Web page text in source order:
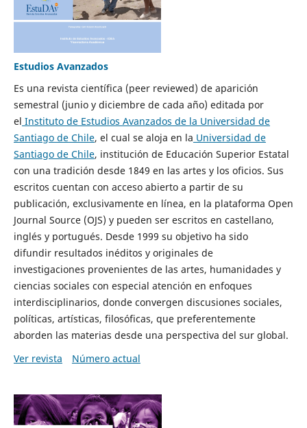
Estudios Avanzados
Es una revista científica (peer reviewed) de aparición
semestral (junio y diciembre de cada año) editada por
el Instituto de Estudios Avanzados de la Universidad de
Santiago de Chile, el cual se aloja en la Universidad de
Santiago de Chile, institución de Educación Superior Estatal
con una tradición desde 1849 en las artes y los oficios. Sus
escritos cuentan con acceso abierto a partir de su
publicación, exclusivamente en línea, en la plataforma Open
Journal Source (OJS) y pueden ser escritos en castellano,
inglés y portugués. Desde 1999 su objetivo ha sido
difundir resultados inéditos y originales de
investigaciones provenientes de las artes, humanidades y
ciencias sociales con especial atención en enfoques
interdisciplinarios, donde convergen discusiones sociales,
políticas, artísticas, filosóficas, que preferentemente
aborden las materias desde una perspectiva del sur global.
Ver revista
Número actual